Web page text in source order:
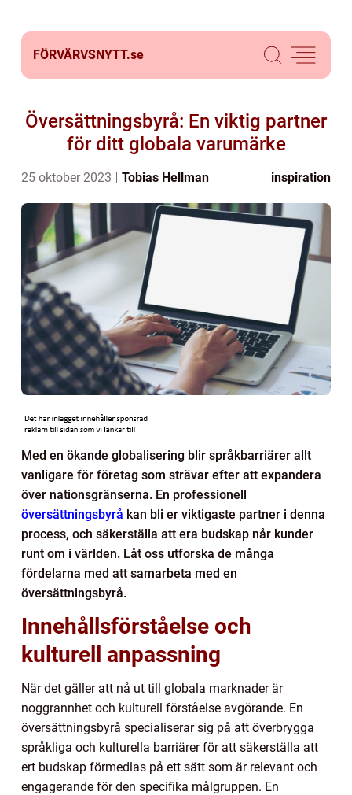
FÖRVÄRVSNYTT.se
Översättningsbyrå: En viktig partner
för ditt globala varumärke
25 oktober 2023 Tobias Hellman inspiration
Med en ökande globalisering blir språkbarriärer allt
vanligare för företag som strävar efter att expandera
över nationsgränserna. En professionell
översättningsbyrå kan bli er viktigaste partner i denna
process, och säkerställa att era budskap når kunder
runt om i världen. Låt oss utforska de många
fördelarna med att samarbeta med en
översättningsbyrå.
Innehållsförståelse och
kulturell anpassning
När det gäller att nå ut till globala marknader är
noggrannhet och kulturell förståelse avgörande. En
översättningsbyrå specialiserar sig på att överbrygga
språkliga och kulturella barriärer för att säkerställa att
ert budskap förmedlas på ett sätt som är relevant och
engagerande för den specifika målgruppen. En